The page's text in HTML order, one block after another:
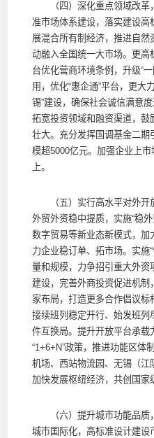
（四）深化重点领域改革
准市场体系建设，落实建设
展混合所有制经济，推进自
动融入全国统一大市场。更高
台优化营商环境条例，升级“
用，优化“惠企通”平台，更大
锡”建设，确保社会诚信满意
拓宽投资领域和融资渠道，
壮大。充分发挥国调基金二
模超5000亿元。加强企业上
上。
（五）实行高水平对外开
外贸外资稳中提质，实施“稳
数字贸易等新业态新模式，加
力企业稳订单、拓市场。实施
量和规模，力争招引重大外资
建设，完善外商投资促进机制
家布局，打造更多合作倡议标
接续班列稳定开行、始发班
件互换局。提升开放平台承载
“1+6+N”政策，推进功能区体
机场、西站物流园、无锡（江
加快发展枢纽经济，共创国家
（六）提升城市功能品质
城市国际化，高标准设计建设